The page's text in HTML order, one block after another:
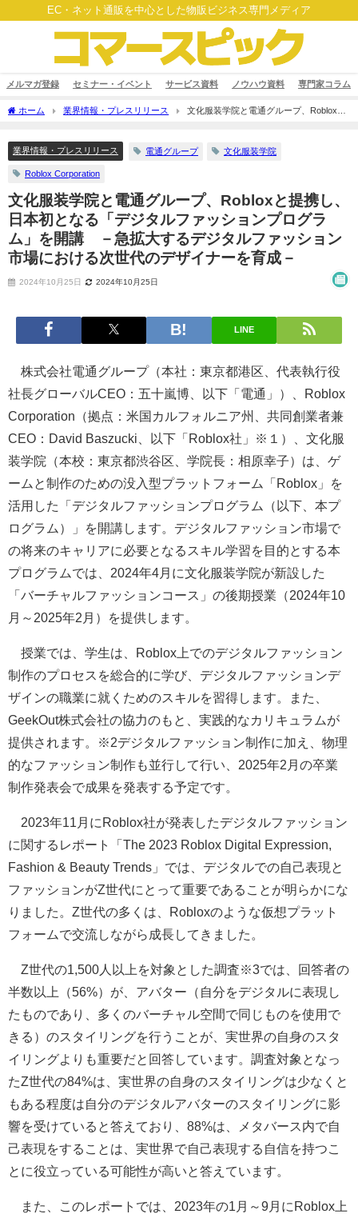
EC・ネット通販を中心とした物販ビジネス専門メディア
メルマガ登録 セミナー・イベント サービス資料 ノウハウ資料 専門家コラム
ホーム 業界情報・プレスリリース
文化服装学院と電通グループ、Robloxと
業界情報・プレスリリース
電通グループ 文化服装学院
Roblox Corporation
文化服装学院と電通グループ、Robloxと提携し、
日本初となる「デジタルファッションプログラ
ム」を開講 －急拡大するデジタルファッション
市場における次世代のデザイナーを育成－
2024年10月25日 2024年10月25日
LINE
株式会社電通グループ（本社：東京都港区、代表執行役
社長グローバルCEO：五十嵐博、以下「電通」）、Roblox
Corporation（拠点：米国カルフォルニア州、共同創業者兼
CEO：David Baszucki、以下「Roblox社」※１）、文化服
装学院（本校：東京都渋谷区、学院長：相原幸子）は、ゲ
ームと制作のための没入型プラットフォーム「Roblox」を
活用した「デジタルファッションプログラム（以下、本プ
ログラム）」を開講します。デジタルファッション市場で
の将来のキャリアに必要となるスキル学習を目的とする本
プログラムでは、2024年4月に文化服装学院が新設した
「バーチャルファッションコース」の後期授業（2024年10
月～2025年2月）を提供します。
授業では、学生は、Roblox上でのデジタルファッション
制作のプロセスを総合的に学び、デジタルファッションデ
ザインの職業に就くためのスキルを習得します。また、
GeekOut株式会社の協力のもと、実践的なカリキュラムが
提供されます。※2デジタルファッション制作に加え、物理
的なファッション制作も並行して行い、2025年2月の卒業
制作発表会で成果を発表する予定です。
2023年11月にRoblox社が発表したデジタルファッション
に関するレポート「The 2023 Roblox Digital Expression,
Fashion & Beauty Trends」では、デジタルでの自己表現と
ファッションがZ世代にとって重要であることが明らかにな
りました。Z世代の多くは、Robloxのような仮想プラット
フォームで交流しながら成長してきました。
Z世代の1,500人以上を対象とした調査※3では、回答者の
半数以上（56%）が、アバター（自分をデジタルに表現し
たものであり、多くのバーチャル空間で同じものを使用で
きる）のスタイリングを行うことが、実世界の自身のスタ
イリングよりも重要だと回答しています。調査対象となっ
たZ世代の84%は、実世界の自身のスタイリングは少なくと
もある程度は自分のデジタルアバターのスタイリングに影
響を受けていると答えており、88%は、メタバース内で自
己表現をすることは、実世界で自己表現する自信を持つこ
とに役立っている可能性が高いと答えています。
また、このレポートでは、2023年の1月～9月にRoblox上